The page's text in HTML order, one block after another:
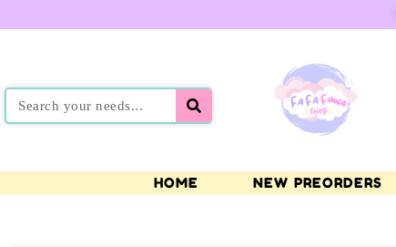
HOME NEW PREORDERS